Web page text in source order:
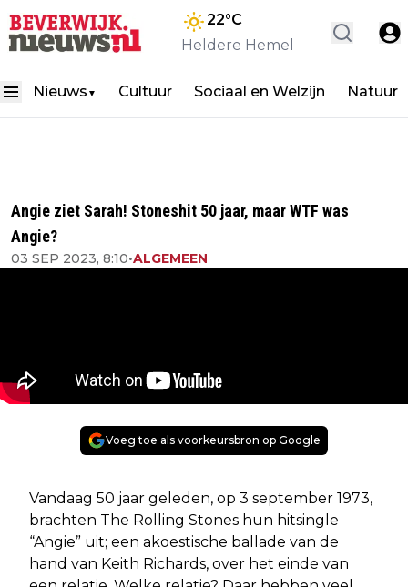
22°C
Heldere Hemel
Nieuws ▼ Cultuur Sociaal en Welzijn Natuur
Angie ziet Sarah! Stoneshit 50 jaar, maar WTF was
Angie?
03 SEP 2023, 8:10•ALGEMEEN
Voeg toe als voorkeursbron op Google
Vandaag 50 jaar geleden, op 3 september 1973,
brachten The Rolling Stones hun hitsingle
“Angie” uit; een akoestische ballade van de
hand van Keith Richards, over het einde van